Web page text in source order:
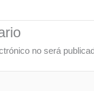
no será